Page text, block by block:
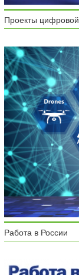
Проекты
Работа в России